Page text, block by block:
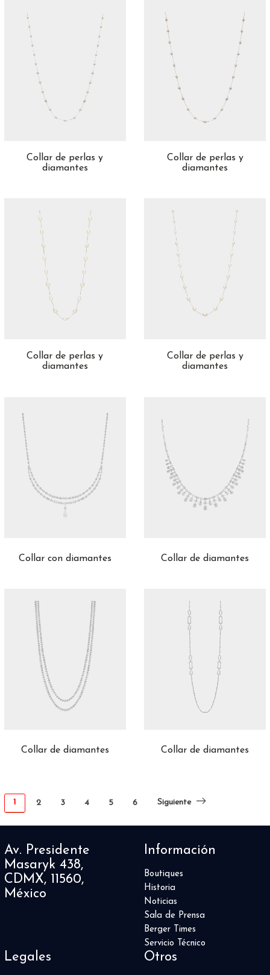
Collar de perlas y
diamantes
Collar de perlas y
diamantes
Collar de perlas y
diamantes
Collar de perlas y
diamantes
Collar con diamantes Collar de diamantes
Collar de diamantes Collar de diamantes
1 2 3 4 5 6 Siguiente
Av. Presidente
Masaryk 438,
CDMX, 11560,
México
Información
Boutiques
Historia
Noticias
Sala de Prensa
Berger Times
Servicio Técnico
Legales Otros